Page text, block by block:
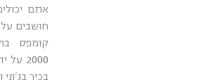
אתם
חושבים על
קומפס
2000 על
בכיר בג'וני